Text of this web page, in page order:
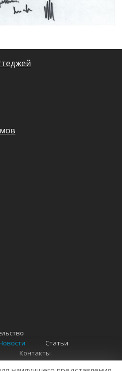
Статьи
Контакты